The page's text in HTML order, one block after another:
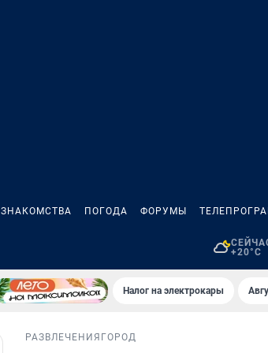
ЗНАКОМСТВА ПОГОДА ФОРУМЫ
+20°C
Налог на электрокары
РАЗВЛЕЧЕНИЯ ГОРОД